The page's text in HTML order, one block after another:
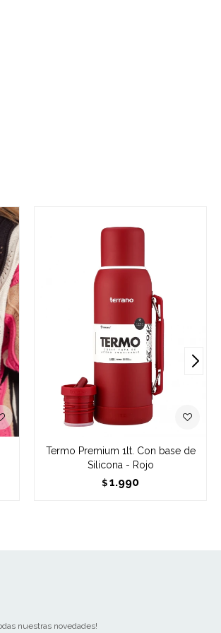
Termo Premium 1lt. Con base de
Silicona - Rojo
$ 1.990
nuestras novedades!